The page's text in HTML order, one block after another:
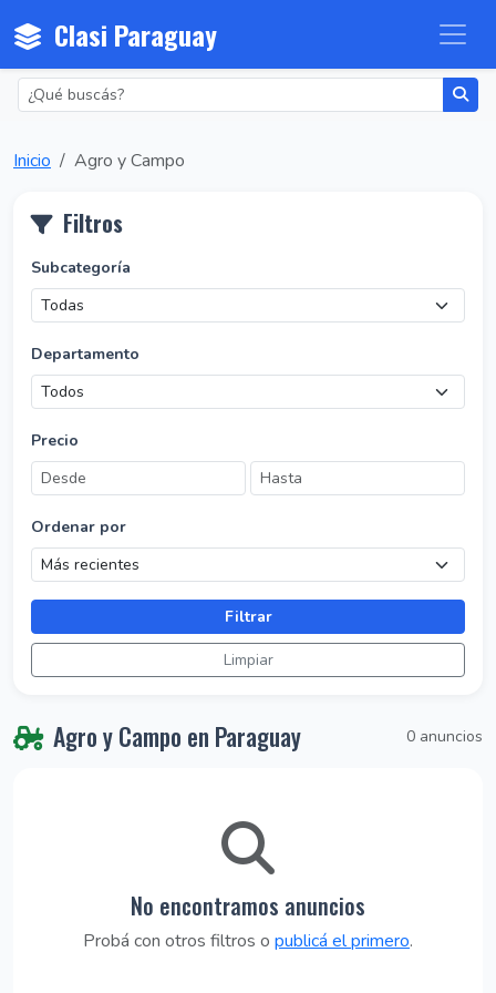
Clasi Paraguay
Inicio Agro y Campo
Filtros
Subcategoría
Departamento
Precio
Ordenar por
Filtrar
Limpiar
Agro y Campo en Paraguay 0 anuncios
No encontramos anuncios
Probá con otros filtros o publicá el primero.